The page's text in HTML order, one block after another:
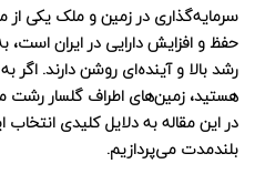
سرمایه‌گذاری در زمین و ملک یکی از
حفظ و افزایش دارایی در ایران
رشد بالا و آینده‌ای روشن دارند. اگر
هستید، زمین‌های اطراف گلسار رشت
در این مقاله به دلایل کلیدی
بلندمدت می‌پردازیم.